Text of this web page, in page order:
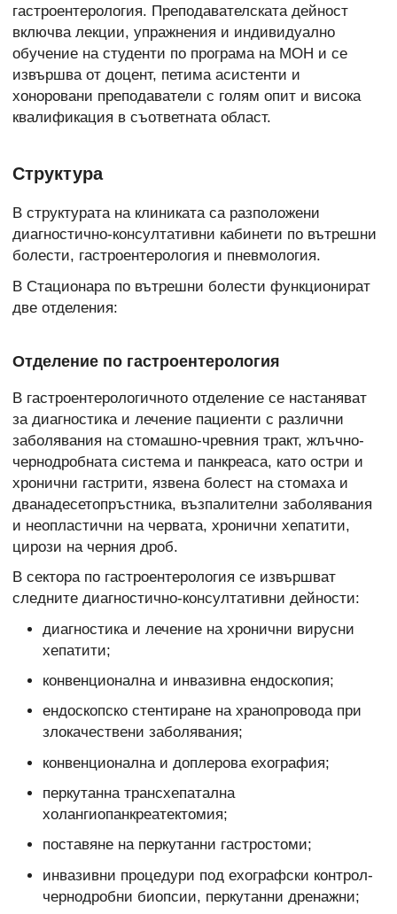
гастроентерология. Преподавателската дейност
включва лекции, упражнения и индивидуално
обучение на студенти по програма на МОН и се
извършва от доцент, петима асистенти и
хоноровани преподаватели с голям опит и висока
квалификация в съответната област.
Структура
В структурата на клиниката са разположени
диагностично-консултативни кабинети по вътрешни
болести, гастроентерология и пневмология.
В Стационара по вътрешни болести функционират
две отделения:
Отделение по гастроентерология
В гастроентерологичното отделение се настаняват
за диагностика и лечение пациенти с различни
заболявания на стомашно-чревния тракт, жлъчно-
чернодробната система и панкреаса, като остри и
хронични гастрити, язвена болест на стомаха и
дванадесетопръстника, възпалителни заболявания
и неопластични на червата, хронични хепатити,
цирози на черния дроб.
В сектора по гастроентерология се извършват
следните диагностично-консултативни дейности:
диагностика и лечение на хронични вирусни
хепатити;
конвенционална и инвазивна ендоскопия;
ендоскопско стентиране на хранопровода при
злокачествени заболявания;
конвенционална и доплерова ехография;
перкутанна трансхепатална
холангиопанкреатектомия;
поставяне на перкутанни гастростоми;
инвазивни процедури под ехографски контрол-
чернодробни биопсии, перкутанни дренажни;